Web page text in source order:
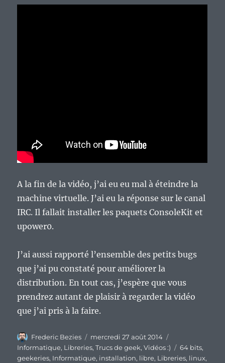
A la fin de la vidéo, j’ai eu eu mal à éteindre la
machine virtuelle. J’ai eu la réponse sur le canal
IRC. Il fallait installer les paquets ConsoleKit et
upower0.
J’ai aussi rapporté l’ensemble des petits bugs
que j’ai pu constaté pour améliorer la
distribution. En tout cas, j’espère que vous
prendrez autant de plaisir à regarder la vidéo
que j’ai pris à la faire.
Auteur
Frederic Bezies
Publié
le
mercredi 27 août 2014
Informatique, Libreries,Trucs de geek,Vidéos :) Étiquettes
64 bits,
geekeries, Informatique, installation, libre, Libreries, linux,